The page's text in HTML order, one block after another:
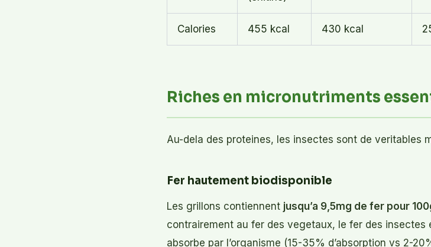
Calories 455 kcal 430 kcal
Riches en micronutriments
Au-dela des proteines, les insectes sont de veritables
Fer hautement biodisponible
Les grillons contiennent jusqu’a 9,5mg de fer pour
contrairement au fer des vegetaux, le fer des insectes
absorbe par l’organisme (15-35% d’absorption vs 2-